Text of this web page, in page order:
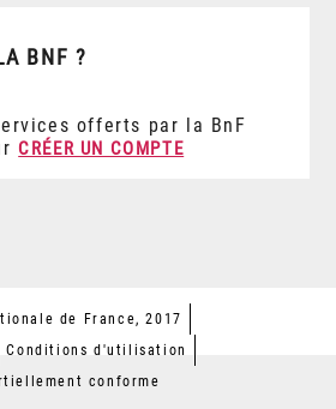
BNF ?
offerts par la BnF
CRÉER UN COMPTE
de France, 2017
Conditions d'utilisation
conforme